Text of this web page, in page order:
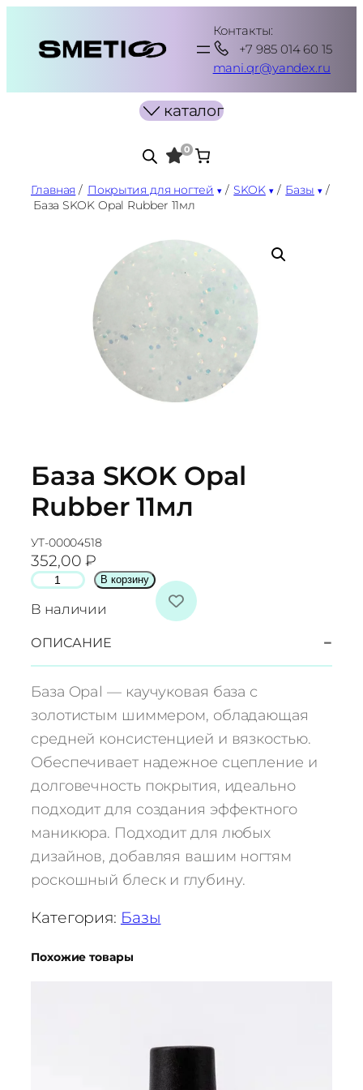
содержимому
Контакты:
+7 985 014 60 15
mani.qr@yandex.ru
каталог
0
Главная / Покрытия для ногтей / SKOK / Базы
/
База SKOK Opal Rubber 11мл
База SKOK Opal
Rubber 11мл
УТ-00004518
352,00₽
В наличии
К
о
и
ч
е
с
т
в
о
т
о
а
р
а
а
а
В корзину
ОПИСАНИЕ −
База Opal — каучуковая база с
золотистым шиммером, обладающая
средней консистенцией и вязкостью.
Обеспечивает надежное сцепление и
долговечность покрытия, идеально
подходит для создания эффектного
маникюра. Подходит для любых
дизайнов, добавляя вашим ногтям
роскошный блеск и глубину.
Категория: Базы
Похожие товары